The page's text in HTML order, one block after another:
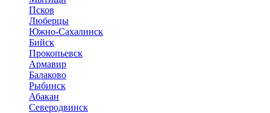
Псков
Люберцы
Южно-Сахалинск
Бийск
Прокопьевск
Армавир
Балаково
Рыбинск
Абакан
Северодвинск